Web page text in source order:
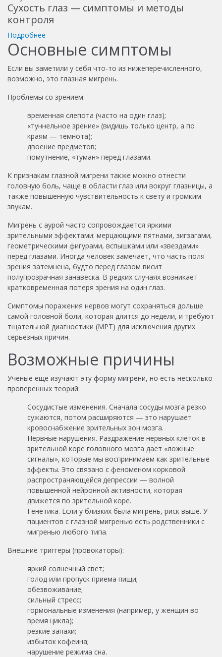
Сухость глаз — симптомы и методы
контроля
Подробнее
Основные симптомы
Если вы заметили у себя что-то из нижеперечисленного,
возможно, это глазная мигрень.
Проблемы со зрением:
временная слепота (часто на один глаз);
«туннельное зрение» (видишь только центр, а по
краям — темнота);
двоение предметов;
помутнение, «туман» перед глазами.
К признакам глазной мигрени также можно отнести
головную боль, чаще в области глаз или вокруг глазницы, а
также повышенную чувствительность к свету и громким
звукам.
Мигрень с аурой часто сопровождается яркими
зрительными эффектами: мерцающими пятнами, зигзагами,
геометрическими фигурами, вспышками или «звездами»
перед глазами. Иногда человек замечает, что часть поля
зрения затемнена, будто перед глазом висит
полупрозрачная занавеска. В редких случаях возникает
кратковременная потеря зрения на один глаз.
Симптомы поражения нервов могут сохраняться дольше
самой головной боли, которая длится до недели, и требуют
тщательной диагностики (МРТ) для исключения других
серьезных причин.
Возможные причины
Ученые еще изучают эту форму мигрени, но есть несколько
проверенных теорий:
Сосудистые изменения. Сначала сосуды мозга резко
сужаются, потом расширяются — это нарушает
кровоснабжение зрительных зон мозга.
Нервные нарушения. Раздражение нервных клеток в
зрительной коре головного мозга дает «ложные
сигналы», которые мы воспринимаем как зрительные
эффекты. Это связано с феноменом корковой
распространяющейся депрессии — волной
повышенной нейронной активности, которая
движется по зрительной коре.
Генетика. Если у близких была мигрень, риск выше. У
пациентов с глазной мигренью есть родственники с
мигренью любого типа.
Внешние триггеры (провокаторы):
яркий солнечный свет;
голод или пропуск приема пищи;
обезвоживание;
сильный стресс;
гормональные изменения (например, у женщин во
время цикла);
резкие запахи;
избыток кофеина;
нарушение режима сна.